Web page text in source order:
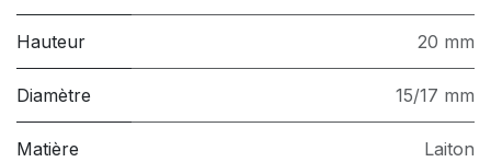
Hauteur 20 mm
Diamètre 15/17 mm
Matière
Laiton